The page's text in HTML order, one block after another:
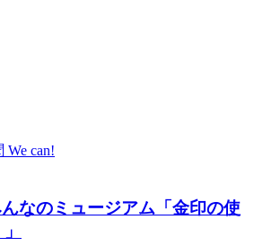
We can!
んなのミュージアム「金印の使